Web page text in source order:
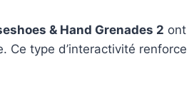
& Hand Grenades 2
Ce type d’interactivité